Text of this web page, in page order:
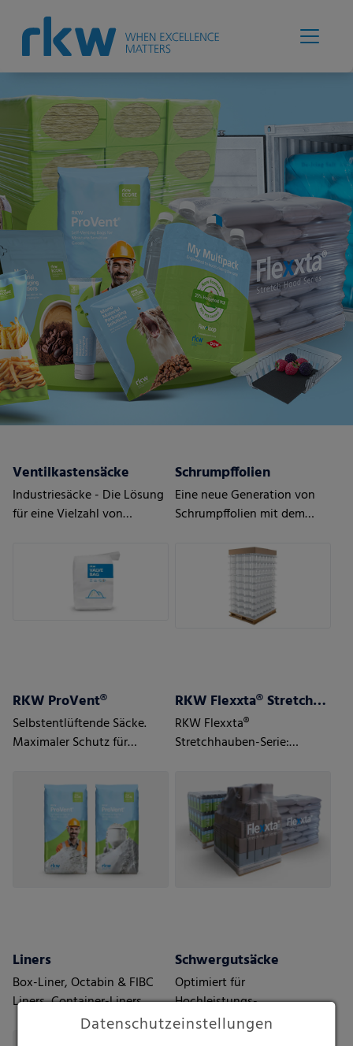
Ventilkastensäcke
Industriesäcke - Die Lösung
für eine Vielzahl von
Schrumpffolien
Eine neue Generation von
Schrumpffolien mit dem
RKW ProVent®
Selbstentlüftende Säcke.
Maximaler Schutz für
pulvrige Güter.
RKW Flexxta® Stretchhauben-Serie
RKW Flexxta®
Stretchhauben-Serie:
Flexibilität. Mit bis zu 35 %
PCR-Anteil.
Liners
Box-Liner, Octabin & FIBC
Liners, Container-Liners
Schwergutsäcke
Optimiert für
Hochleistungs-
Abfüllanlagen
Datenschutzeinstellungen